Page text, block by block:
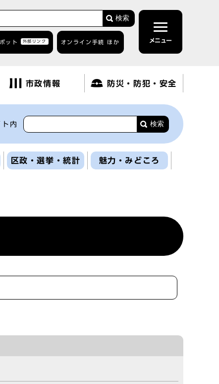
検索
ット 外部リンク オンライン手続 ほか メニュー
市政情報 防災・防犯・安全
内 検索
区政・選挙・統計 魅力・みどころ